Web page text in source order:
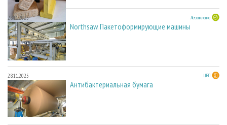
28.11.2025 Лесопиление
Northsaw. Пакетоформирующие машины
28.11.2025 ЦБП
Антибактериальная бумага